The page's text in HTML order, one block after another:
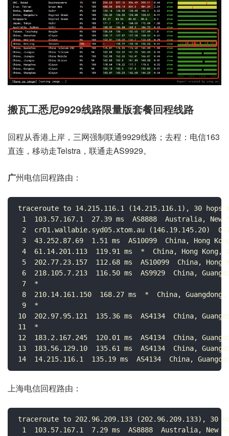
搬瓦工悉尼9929线路限量版套餐回程线路
回程从香港上岸，三网强制联通9929线路；去程：电信163
直连，移动走Telstra，联通走AS9929。
广州电信回程路由：
traceroute to 14.215.116.1 (14.215.116.1), 30 hops
1  103.57.167.1  27.39 ms  AS8888  Australia, New
2  cr01.wallabie.syd05.xtom.au (146.19.145.20)
3  43.252.87.69  1.51 ms  AS10099  China, Hong
4  61.14.201.113  119.91 ms  *  China, Hong Kong,
5  202.77.23.157  112.68 ms  AS10099  China, Hong
6  218.105.7.213  116.50 ms  AS9929  China,
7  *
8  210.14.161.150  168.27 ms  *  China, Guangdong,
9  *
10  202.97.95.121  135.36 ms  AS4134  China,
11  *
12  183.2.167.245  120.01 ms  AS4134  China,
13  183.56.129.10  135.61 ms  AS4134  China,
14  14.215.116.1  135.19 ms  AS4134  China,
上海电信回程路由：
traceroute to 202.96.209.133 (202.96.209.133), 30
1  103.57.167.1  7.29 ms  AS8888  Australia, New